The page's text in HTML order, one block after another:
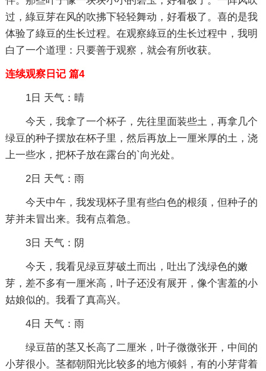
过，綠豆芽在风的吹拂下轻轻舞动，好看极了。喜的是我
体验了綠豆的生长过程。在观察綠豆的生长过程中，我明
白了一个道理：只要善于观察，就会有所收获。
连续观察日记 篇4
1日 天气：晴
今天，我拿了一个杯子，先往里面装些土，再拿几个
绿豆的种子摆放在杯子里，然后再放上一厘米厚的土，浇
上一些水，把杯子放在露台的`向光处。
2日 天气：雨
今天中午，我发现杯子里有些白色的根须，但种子的
芽并未冒出来。我有点着急。
3日 天气：阴
今天，我看见绿豆芽破土而出，吐出了浅绿色的嫩
芽，差不多有一厘米高，叶子还没有展开，像个害羞的小
姑娘似的。我看了真高兴。
4日 天气：雨
绿豆苗的茎又长高了二厘米，叶子微微张开，中间的
小芽很小。茎都朝阳光比较多的地方倾斜，有的小芽背着